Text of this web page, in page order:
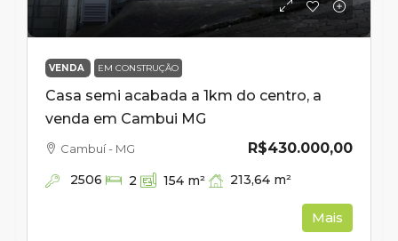
VENDA EM CONSTRUÇÃO
Casa semi acabada a 1km do centro, a
venda em Cambui MG
R$430.000,00
Cambuí - MG
2506 2 154 m² 213,64 m²
Mais